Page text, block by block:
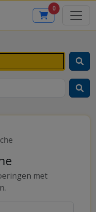
0
met